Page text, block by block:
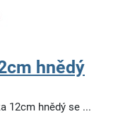
hnědý
12cm hnědý se ...